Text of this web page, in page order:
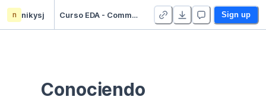
n nikysj Curso EDA - Communication - Duplicate Sign up
Conociendo